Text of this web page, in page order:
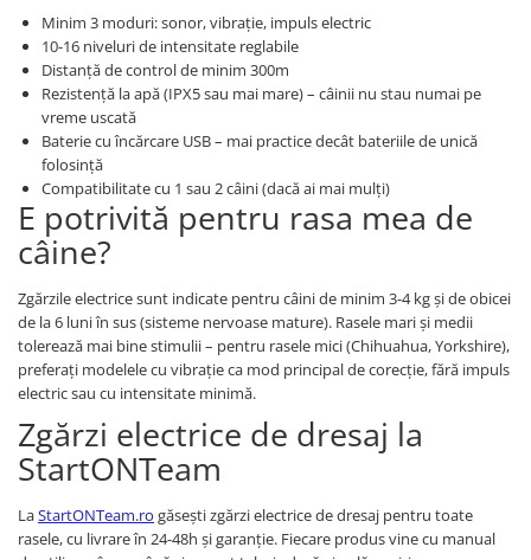
Minim 3 moduri: sonor, vibrație, impuls electric
10-16 niveluri de intensitate reglabile
Distanță de control de minim 300m
Rezistență la apă (IPX5 sau mai mare) – câinii nu stau numai pe
vreme uscată
Baterie cu încărcare USB – mai practice decât bateriile de unică
folosință
Compatibilitate cu 1 sau 2 câini (dacă ai mai mulți)
E potrivită pentru rasa mea de
câine?
Zgărzile electrice sunt indicate pentru câini de minim 3-4 kg și de obicei
de la 6 luni în sus (sisteme nervoase mature). Rasele mari și medii
tolerează mai bine stimulii – pentru rasele mici (Chihuahua, Yorkshire),
preferați modelele cu vibrație ca mod principal de corecție, fără impuls
electric sau cu intensitate minimă.
Zgărzi electrice de dresaj la
StartONTeam
LaStartONTeam.ro găsești zgărzi electrice de dresaj pentru toate
rasele, cu livrare în 24-48h și garanție. Fiecare produs vine cu manual